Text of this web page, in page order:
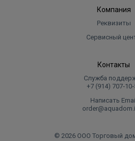
Компания
Реквизиты
Сервисный
Контакты
Служба
+7 (914)
Написать Email
© 2026 ООО Торговый